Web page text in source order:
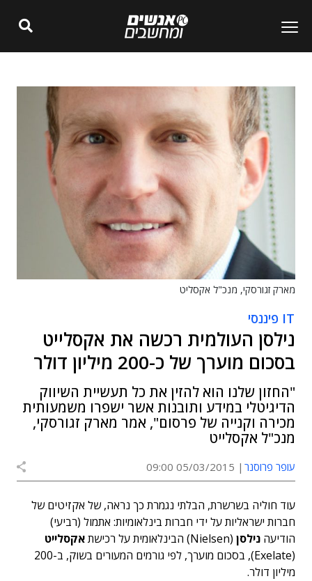
מארק זגורסקי, מנכ"ל אקסליט
IT פיננסי
נילסן העולמית רכשה את אקסלייט
בסכום מוערך של כ-200 מיליון דולר
"החזון שלנו הוא להזין את כל תעשיית השיווק
הדיגיטלי במידע ותובנות אשר ישפרו משמעותית
מכירה וקנייה של פרסום", אמר מארק זגורסקי,
מנכ"ל אקסלייט
עופר פרוסנר 05/03/2015 09:00
עוד חוליה בשרשרת, הבלתי נגמרת כך נראה, של אקזיטים של
חברות ישראליות על ידי חברות בינלאומיות: אתמול (רביעי)
הודיעה נילסן (Nielsen) הבינלאומית על רכישת
אקסלייט
(Exelate), בסכום מוערך, לפי גורמים המעורים בשוק, ב-200
מיליון דולר.